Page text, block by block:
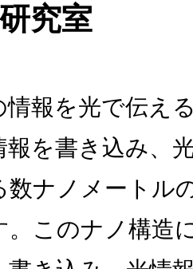
究室
情報を光で伝え
報を書き込み、
数ナノメートル
。このナノ構造